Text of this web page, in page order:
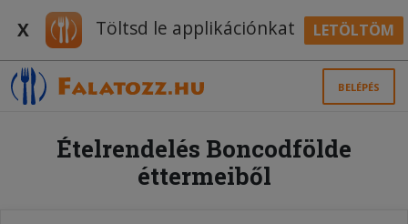
X Töltsd le applikációnkat LETÖLTÖM
BELÉPÉS
Ételrendelés Boncodfölde
éttermeiből